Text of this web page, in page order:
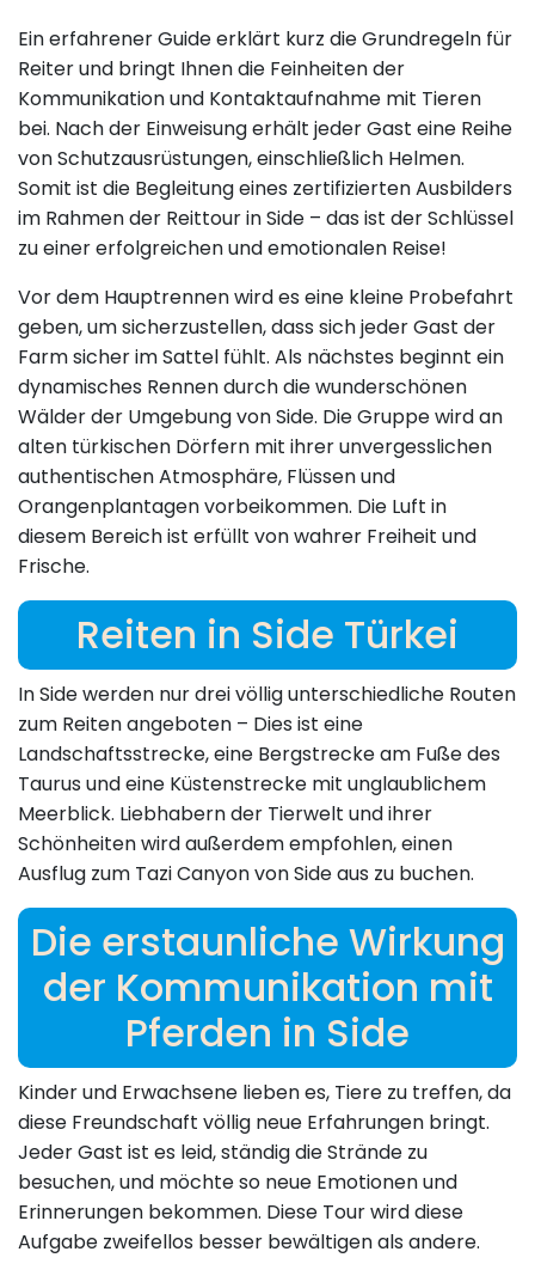
Ein erfahrener Guide erklärt kurz die Grundregeln für
Reiter und bringt Ihnen die Feinheiten der
Kommunikation und Kontaktaufnahme mit Tieren
bei. Nach der Einweisung erhält jeder Gast eine Reihe
von Schutzausrüstungen, einschließlich Helmen.
Somit ist die Begleitung eines zertifizierten Ausbilders
im Rahmen der Reittour in Side – das ist der Schlüssel
zu einer erfolgreichen und emotionalen Reise!
Vor dem Hauptrennen wird es eine kleine Probefahrt
geben, um sicherzustellen, dass sich jeder Gast der
Farm sicher im Sattel fühlt. Als nächstes beginnt ein
dynamisches Rennen durch die wunderschönen
Wälder der Umgebung von Side. Die Gruppe wird an
alten türkischen Dörfern mit ihrer unvergesslichen
authentischen Atmosphäre, Flüssen und
Orangenplantagen vorbeikommen. Die Luft in
diesem Bereich ist erfüllt von wahrer Freiheit und
Frische.
Reiten in Side Türkei
In Side werden nur drei völlig unterschiedliche Routen
zum Reiten angeboten – Dies ist eine
Landschaftsstrecke, eine Bergstrecke am Fuße des
Taurus und eine Küstenstrecke mit unglaublichem
Meerblick. Liebhabern der Tierwelt und ihrer
Schönheiten wird außerdem empfohlen, einen
Ausflug zum Tazi Canyon von Side aus zu buchen.
Die erstaunliche Wirkung
der Kommunikation mit
Pferden in Side
Kinder und Erwachsene lieben es, Tiere zu treffen, da
diese Freundschaft völlig neue Erfahrungen bringt.
Jeder Gast ist es leid, ständig die Strände zu
besuchen, und möchte so neue Emotionen und
Erinnerungen bekommen. Diese Tour wird diese
Aufgabe zweifellos besser bewältigen als andere.